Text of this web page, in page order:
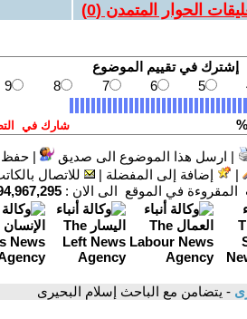
الحوار المتمدن (0
)
| ارسل هذا الموضوع الى صديق |حفظ
| إضافة إلى المفضلة |
للاتصال
في الموقع الى الان :
- يتضامن مع الباحث إسلام البحيرى